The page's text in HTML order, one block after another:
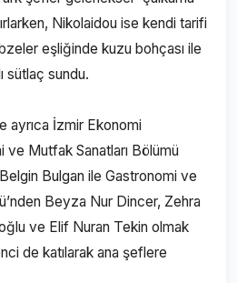
Nikolaidou ise kendi tarifi
eşliğinde kuzu bohçası ile
sütlaç sundu.
ayrıca İzmir Ekonomi
Mutfak Sanatları Bölümü
Bulgan ile Gastronomi ve
Beyza Nur Dincer, Zehra
ve Elif Nuran Tekin olmak
de katılarak ana şeflere